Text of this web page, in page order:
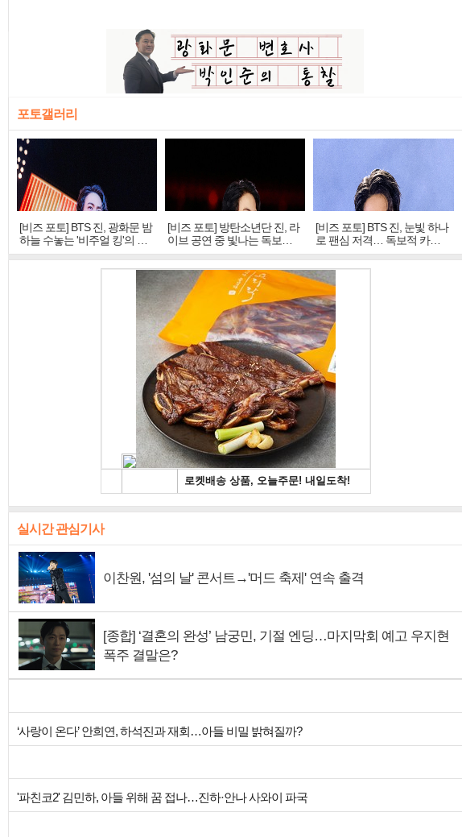
포토갤러리
[비즈 포토] BTS 진, 광화문 밤
하늘 수놓는 '비주얼 킹'의 열
창
[비즈 포토] 방탄소년단 진, 라
이브 공연 중 빛나는 독보적
아우라
[비즈 포토] BTS 진, 눈빛 하나
로 팬심 저격… 독보적 카리
스마
실시간 관심기사
이찬원, '섬의 날' 콘서트→'머드 축제' 연속 출격
[종합] ‘결혼의 완성’ 남궁민, 기절 엔딩…마지막회 예고 우지현
폭주 결말은?
‘사랑이 온다’ 안희연, 하석진과 재회…아들 비밀 밝혀질까?
'파친코2' 김민하, 아들 위해 꿈 접나…진하·안나 사와이 파국